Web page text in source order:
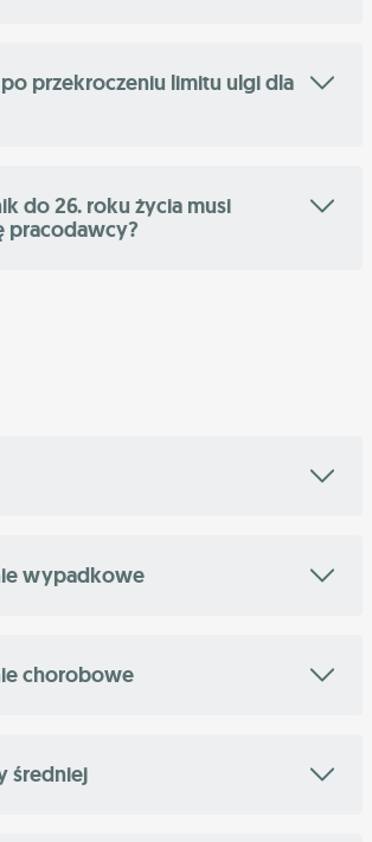
przekroczeniu limitu ulgi dla
do 26. roku życia musi
pracodawcy?
wypadkowe
chorobowe
średniej